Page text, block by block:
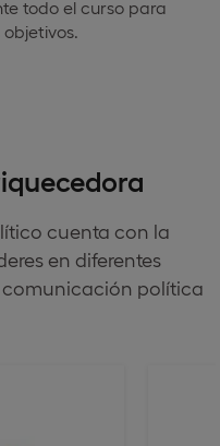
todo el curso para
cuenta con la
en diferentes
política